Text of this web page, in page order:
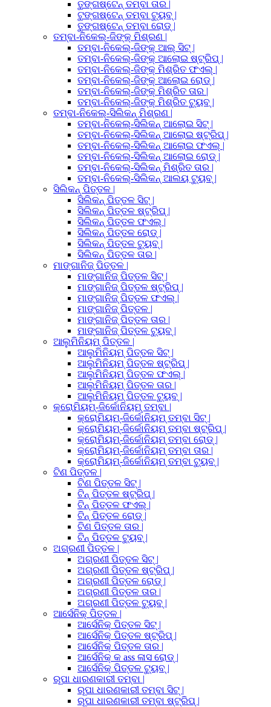
ତୁଙ୍ଗଷ୍ଟେନ୍ ତମ୍ବା ତାର |
ଟୁଙ୍ଗଷ୍ଟେନ୍ ତମ୍ବା ଟ୍ୟୁବ୍ |
ତୁଙ୍ଗଷ୍ଟେନ୍ ତମ୍ବା ରୋଡ୍ |
ତମ୍ବା-ନିକେଲ୍-ଜିଙ୍କ୍ ମିଶ୍ରଣ |
ତମ୍ବା-ନିକେଲ୍-ଜିଙ୍କ୍ ଆଲ୍ ସିଟ୍ |
ତମ୍ବା-ନିକେଲ୍-ଜିଙ୍କ୍ ଆଲୋଇ ଷ୍ଟ୍ରିପ୍ |
ତମ୍ବା-ନିକେଲ୍-ଜିଙ୍କ୍ ମିଶ୍ରିତ ଫଏଲ୍ |
ତମ୍ବା-ନିକେଲ୍-ଜିଙ୍କ୍ ଆଲୋଇ ରୋଡ୍ |
ତମ୍ବା-ନିକେଲ୍-ଜିଙ୍କ୍ ମିଶ୍ରିତ ତାର |
ତମ୍ବା-ନିକେଲ୍-ଜିଙ୍କ୍ ମିଶ୍ରିତ ଟ୍ୟୁବ୍ |
ତମ୍ବା-ନିକେଲ୍-ସିଲିକନ୍ ମିଶ୍ରଣ |
ତମ୍ବା-ନିକେଲ୍-ସିଲିକନ୍ ଆଲୋଇ ସିଟ୍ |
ତମ୍ବା-ନିକେଲ୍-ସିଲିକନ୍ ଆଲୋଇ ଷ୍ଟ୍ରିପ୍ |
ତମ୍ବା-ନିକେଲ୍-ସିଲିକନ୍ ଆଲୋଇ ଫଏଲ୍ |
ତମ୍ବା-ନିକେଲ୍-ସିଲିକନ୍ ଆଲୋଇ ରୋଡ୍ |
ତମ୍ବା-ନିକେଲ୍-ସିଲିକନ୍ ମିଶ୍ରିତ ତାର |
ତମ୍ବା-ନିକେଲ୍-ସିଲିକନ୍ ଆଲୟ ଟ୍ୟୁବ୍ |
ସିଲିକନ୍ ପିତ୍ତଳ |
ସିଲିକନ୍ ପିତ୍ତଳ ସିଟ୍ |
ସିଲିକନ୍ ପିତ୍ତଳ ଷ୍ଟ୍ରିପ୍ |
ସିଲିକନ୍ ପିତ୍ତଳ ଫଏଲ୍ |
ସିଲିକନ୍ ପିତ୍ତଳ ରୋଡ୍ |
ସିଲିକନ୍ ପିତ୍ତଳ ଟ୍ୟୁବ୍ |
ସିଲିକନ୍ ପିତ୍ତଳ ତାର |
ମାଙ୍ଗାନିଜ୍ ପିତ୍ତଳ |
ମାଙ୍ଗାନିଜ୍ ପିତ୍ତଳ ସିଟ୍ |
ମାଙ୍ଗାନିଜ୍ ପିତ୍ତଳ ଷ୍ଟ୍ରିପ୍ |
ମାଙ୍ଗାନିଜ୍ ପିତ୍ତଳ ଫଏଲ୍ |
ମାଙ୍ଗାନିଜ୍ ପିତ୍ତଳ |
ମାଙ୍ଗାନିଜ୍ ପିତ୍ତଳ ତାର |
ମାଙ୍ଗାନିଜ୍ ପିତ୍ତଳ ଟ୍ୟୁବ୍ |
ଆଲୁମିନିୟମ୍ ପିତ୍ତଳ |
ଆଲୁମିନିୟମ୍ ପିତ୍ତଳ ସିଟ୍ |
ଆଲୁମିନିୟମ୍ ପିତ୍ତଳ ଷ୍ଟ୍ରିପ୍ |
ଆଲୁମିନିୟମ୍ ପିତ୍ତଳ ଫଏଲ୍ |
ଆଲୁମିନିୟମ୍ ପିତ୍ତଳ ତାର |
ଆଲୁମିନିୟମ୍ ପିତ୍ତଳ ଟ୍ୟୁବ୍ |
କ୍ରୋମିୟମ୍-ଜିର୍କୋନିୟମ୍ ତମ୍ବା |
କ୍ରୋମିୟମ୍-ଜିର୍କୋନିୟମ୍ ତମ୍ବା ସିଟ୍ |
କ୍ରୋମିୟମ୍-ଜିର୍କୋନିୟମ୍ ତମ୍ବା ଷ୍ଟ୍ରିପ୍ |
କ୍ରୋମିୟମ୍-ଜିର୍କୋନିୟମ୍ ତମ୍ବା ରୋଡ୍ |
କ୍ରୋମିୟମ୍-ଜିର୍କୋନିୟମ୍ ତମ୍ବା ତାର |
କ୍ରୋମିୟମ୍-ଜିର୍କୋନିୟମ୍ ତମ୍ବା ଟ୍ୟୁବ୍ |
ଟିଣ ପିତ୍ତଳ |
ଟିଣ ପିତ୍ତଳ ସିଟ୍ |
ଟିନ୍ ପିତ୍ତଳ ଷ୍ଟ୍ରିପ୍ |
ଟିନ୍ ପିତ୍ତଳ ଫଏଲ୍ |
ଟିନ୍ ପିତ୍ତଳ ରୋଡ୍ |
ଟିଣ ପିତ୍ତଳ ତାର |
ଟିନ୍ ପିତ୍ତଳ ଟ୍ୟୁବ୍ |
ଅଗ୍ରଣୀ ପିତ୍ତଳ |
ଅଗ୍ରଣୀ ପିତ୍ତଳ ସିଟ୍ |
ଅଗ୍ରଣୀ ପିତ୍ତଳ ଷ୍ଟ୍ରିପ୍ |
ଅଗ୍ରଣୀ ପିତ୍ତଳ ରୋଡ୍ |
ଅଗ୍ରଣୀ ପିତ୍ତଳ ତାର |
ଅଗ୍ରଣୀ ପିତ୍ତଳ ଟ୍ୟୁବ୍ |
ଆର୍ସେନିକ୍ ପିତ୍ତଳ |
ଆର୍ସେନିକ୍ ପିତ୍ତଳ ସିଟ୍ |
ଆର୍ସେନିକ୍ ପିତ୍ତଳ ଷ୍ଟ୍ରିପ୍ |
ଆର୍ସେନିକ୍ ପିତ୍ତଳ ତାର |
ଆର୍ସେନିକ୍ କ ass ଳାସ ରୋଡ୍ |
ଆର୍ସେନିକ୍ ପିତ୍ତଳ ଟ୍ୟୁବ୍ |
ରୂପା ଧାରଣକାରୀ ତମ୍ବା |
ରୂପା ଧାରଣକାରୀ ତମ୍ବା ସିଟ୍ |
ରୂପା ଧାରଣକାରୀ ତମ୍ବା ଷ୍ଟ୍ରିପ୍ |